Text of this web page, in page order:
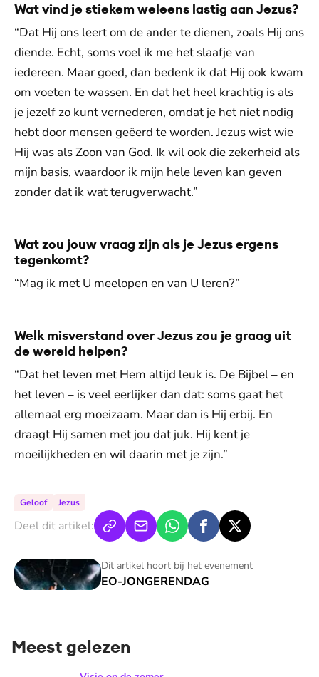
Wat vind je stiekem weleens lastig aan Jezus?
“Dat Hij ons leert om de ander te dienen, zoals Hij ons
diende. Echt, soms voel ik me het slaafje van
iedereen. Maar goed, dan bedenk ik dat Hij ook kwam
om voeten te wassen. En dat het heel krachtig is als
je jezelf zo kunt vernederen, omdat je het niet nodig
hebt door mensen geëerd te worden. Jezus wist wie
Hij was als Zoon van God. Ik wil ook die zekerheid als
mijn basis, waardoor ik mijn hele leven kan geven
zonder dat ik wat terugverwacht.”
Wat zou jouw vraag zijn als je Jezus ergens
tegenkomt?
“Mag ik met U meelopen en van U leren?”
Welk misverstand over Jezus zou je graag uit
de wereld helpen?
“Dat het leven met Hem altijd leuk is. De Bijbel – en
het leven – is veel eerlijker dan dat: soms gaat het
allemaal erg moeizaam. Maar dan is Hij erbij. En
draagt Hij samen met jou dat juk. Hij kent je
moeilijkheden en wil daarin met je zijn.”
Geloof Jezus
Deel dit artikel:
Dit artikel hoort bij het evenement
EO-JONGERENDAG
EO-JONGERENDAG
Meest gelezen